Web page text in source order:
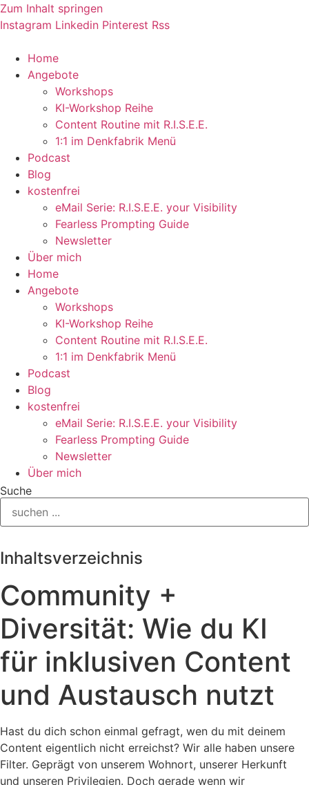
Zum Inhalt springen
Instagram Linkedin Pinterest Rss
Home
Angebote
Workshops
KI-Workshop Reihe
Content Routine mit R.I.S.E.E.
1:1 im Denkfabrik Menü
Podcast
Blog
kostenfrei
eMail Serie: R.I.S.E.E. your Visibility
Fearless Prompting Guide
Newsletter
Über mich
Home
Angebote
Workshops
KI-Workshop Reihe
Content Routine mit R.I.S.E.E.
1:1 im Denkfabrik Menü
Podcast
Blog
kostenfrei
eMail Serie: R.I.S.E.E. your Visibility
Fearless Prompting Guide
Newsletter
Über mich
Suche
Inhaltsverzeichnis
Community +
Diversität: Wie du KI
für inklusiven Content
und Austausch nutzt
Hast du dich schon einmal gefragt, wen du mit deinem
Content eigentlich nicht erreichst? Wir alle haben unsere
Filter. Geprägt von unserem Wohnort, unserer Herkunft
und unseren Privilegien. Doch gerade wenn wir